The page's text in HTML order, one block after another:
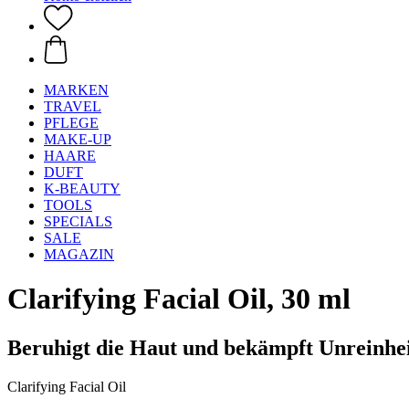
MARKEN
TRAVEL
PFLEGE
MAKE-UP
HAARE
DUFT
K-BEAUTY
TOOLS
SPECIALS
SALE
MAGAZIN
Clarifying Facial Oil, 30 ml
Beruhigt die Haut und bekämpft
Clarifying Facial Oil